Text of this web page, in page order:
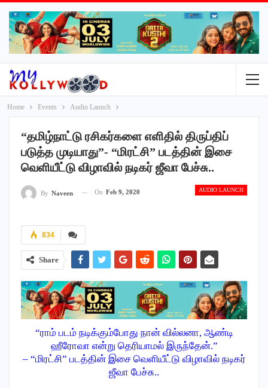
Home Events Audio Launch
“தமிழ்நாட்டு ரசிகர்களை எளிதில் திருப்திப்
படுத்த முடியாது”- “மிரட்சி” படத்தின் இசை
வெளியீட்டு விழாவில் நடிகர் ஜீவா பேச்சு..
AUDIO LAUNCH
By Naveen On Feb 9, 2020
834
Share
“ராம் படம் நடிக்கும்போது நான் வில்லனா, ஆண்டி
ஹீரோவா என்று தெரியாமல் இருந்தேன்.”
– “மிரட்சி” படத்தின் இசை வெளியீட்டு விழாவில் நடிகர்
ஜீவா பேச்சு..